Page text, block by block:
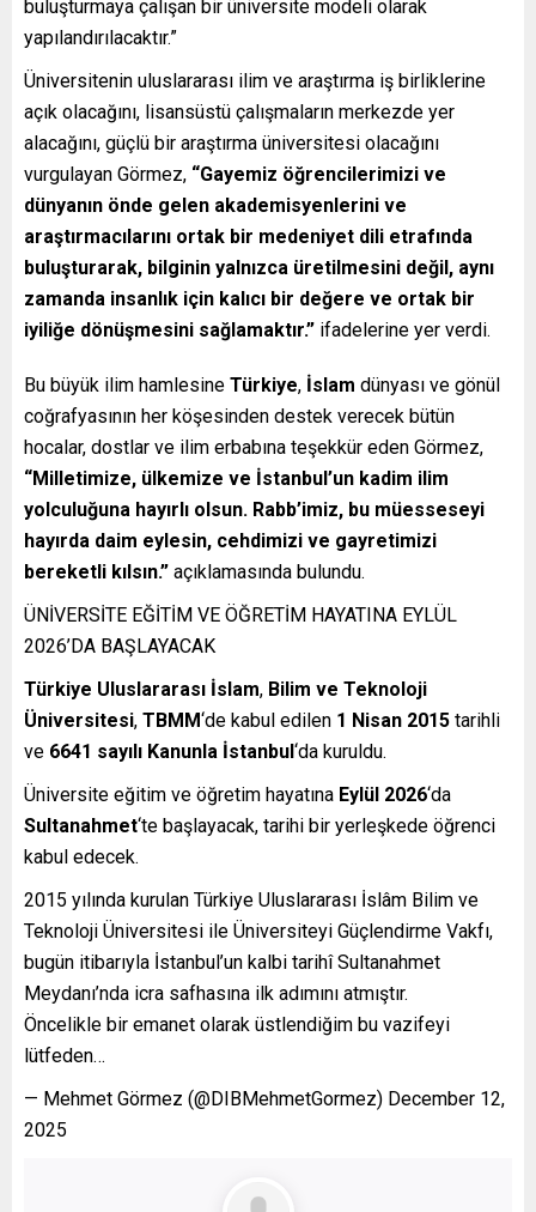
buluşturmaya çalışan bir üniversite modeli olarak
yapılandırılacaktır.”
Üniversitenin uluslararası ilim ve araştırma iş birliklerine
açık olacağını, lisansüstü çalışmaların merkezde yer
alacağını, güçlü bir araştırma üniversitesi olacağını
vurgulayan Görmez, “Gayemiz öğrencilerimizi ve
dünyanın önde gelen akademisyenlerini ve
araştırmacılarını ortak bir medeniyet dili etrafında
buluşturarak, bilginin yalnızca üretilmesini değil, aynı
zamanda insanlık için kalıcı bir değere ve ortak bir
iyiliğe dönüşmesini sağlamaktır.” ifadelerine yer verdi.
Bu büyük ilim hamlesine Türkiye, İslam dünyası ve gönül
coğrafyasının her köşesinden destek verecek bütün
hocalar, dostlar ve ilim erbabına teşekkür eden Görmez,
“Milletimize, ülkemize ve İstanbul’un kadim ilim
yolculuğuna hayırlı olsun. Rabb’imiz, bu müesseseyi
hayırda daim eylesin, cehdimizi ve gayretimizi
bereketli kılsın.” açıklamasında bulundu.
ÜNİVERSİTE EĞİTİM VE ÖĞRETİM HAYATINA EYLÜL
2026’DA BAŞLAYACAK
Türkiye Uluslararası İslam, Bilim ve Teknoloji
Üniversitesi, TBMM‘de kabul edilen 1 Nisan 2015 tarihli
ve 6641 sayılı Kanunla İstanbul‘da kuruldu.
Üniversite eğitim ve öğretim hayatına Eylül 2026‘da
Sultanahmet‘te başlayacak, tarihi bir yerleşkede öğrenci
kabul edecek.
2015 yılında kurulan Türkiye Uluslararası İslâm Bilim ve
Teknoloji Üniversitesi ile Üniversiteyi Güçlendirme Vakfı,
bugün itibarıyla İstanbul’un kalbi tarihî Sultanahmet
Meydanı’nda icra safhasına ilk adımını atmıştır.
Öncelikle bir emanet olarak üstlendiğim bu vazifeyi
lütfeden…
— Mehmet Görmez (@DIBMehmetGormez) December 12,
2025